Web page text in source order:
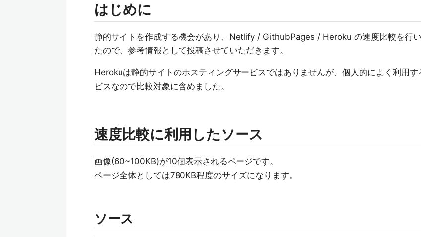
はじめに
静的サイトを作成する機会があり、Netlify / GithubPages / Heroku の速度比較を行
たので、参考情報として投稿させていただきます。
Herokuは静的サイトのホスティングサービスではありませんが、個人的によく利用す
ビスなので比較対象に含めました。
速度比較に利用したソース
画像(60~100KB)が10個表示されるページです。
ページ全体としては780KB程度のサイズになります。
ソース